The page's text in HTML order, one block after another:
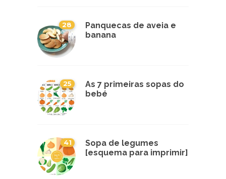
28
Panquecas de aveia e
banana
25
As 7 primeiras sopas do
bebé
41
Sopa de legumes
[esquema para imprimir]